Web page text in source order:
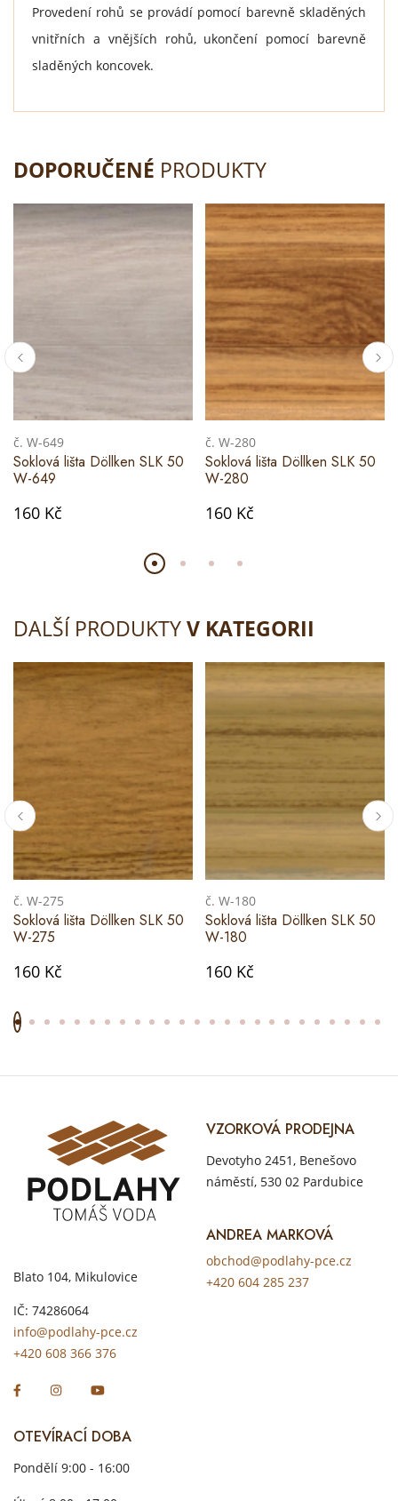
Provedení rohů se provádí pomocí barevně skladěných
vnitřních a vnějších rohů, ukončení pomocí barevně
sladěných koncovek.
DOPORUČENÉ PRODUKTY
č. W-649
Soklová lišta Döllken SLK 50
W-649
160 Kč
č. W-280
Soklová lišta Döllken SLK 50
W-280
160 Kč
DALŠÍ PRODUKTYV KATEGORII
č. W-275
Soklová lišta Döllken SLK 50
W-275
160 Kč
č. W-180
Soklová lišta Döllken SLK 50
W-180
160 Kč
Blato 104, Mikulovice
IČ: 74286064
info@podlahy-pce.cz
+420 608 366 376
VZORKOVÁ PRODEJNA
Devotyho 2451, Benešovo
náměstí, 530 02 Pardubice
ANDREA MARKOVÁ
obchod@podlahy-pce.cz
+420 604 285 237
OTEVÍRACÍ DOBA
Pondělí 9:00 - 16:00